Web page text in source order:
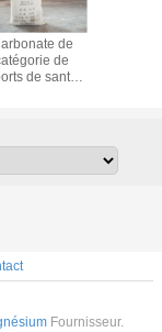
de
de
de santé
la magnésie
Fournisseur.